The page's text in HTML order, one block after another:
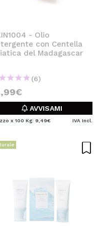
- Olio
con Centella
del Madagascar
(6)
AVVISAMI
x 100 Kg: 9,49€ IVA Incl.